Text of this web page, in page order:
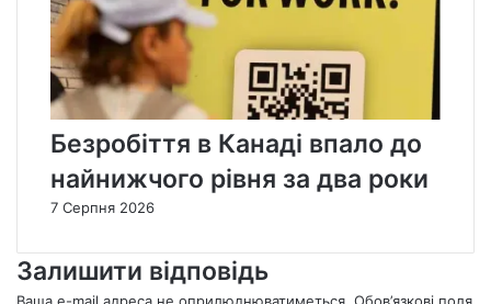
Безробіття в Канаді впало до
найнижчого рівня за два роки
7 Серпня 2026
Залишити відповідь